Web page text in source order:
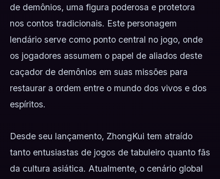
de demônios, uma figura poderosa e protetora
nos contos tradicionais. Este personagem
lendário serve como ponto central no jogo, onde
os jogadores assumem o papel de aliados deste
caçador de demônios em suas missões para
restaurar a ordem entre o mundo dos vivos e dos
espíritos.
Desde seu lançamento, ZhongKui tem atraído
tanto entusiastas de jogos de tabuleiro quanto fãs
da cultura asiática. Atualmente, o cenário global